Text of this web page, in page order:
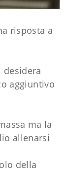
risposta a
desidera
aggiuntivo
ma la
allenarsi
della